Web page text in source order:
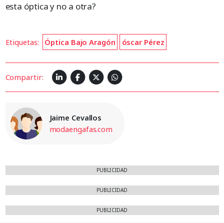
esta óptica y no a otra?
Etiquetas: Óptica Bajo Aragón óscar Pérez
Compartir:
Jaime Cevallos
modaengafas.com
PUBLICIDAD
PUBLICIDAD
PUBLICIDAD